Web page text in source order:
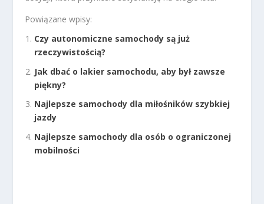
Powiązane wpisy:
Czy autonomiczne samochody są już
rzeczywistością?
Jak dbać o lakier samochodu, aby był zawsze
piękny?
Najlepsze samochody dla miłośników szybkiej
jazdy
Najlepsze samochody dla osób o ograniczonej
mobilności